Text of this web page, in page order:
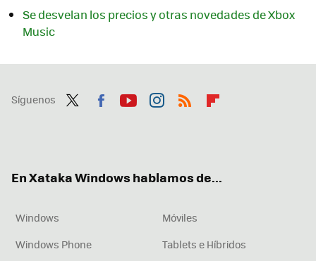
Se desvelan los precios y otras novedades de Xbox
Music
Síguenos
En Xataka Windows hablamos de...
Windows
Móviles
Windows Phone
Tablets e Híbridos